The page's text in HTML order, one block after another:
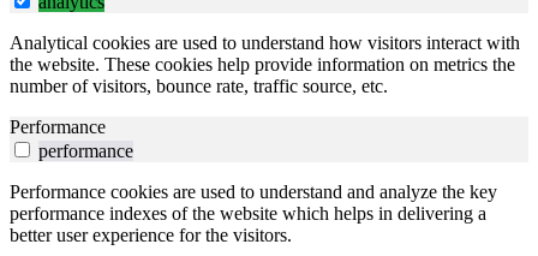
Analytical cookies are used to understand how visitors interact with
the website. These cookies help provide information on metrics the
number of visitors, bounce rate, traffic source, etc.
Performance
performance
Performance cookies are used to understand and analyze the key
performance indexes of the website which helps in delivering a
better user experience for the visitors.